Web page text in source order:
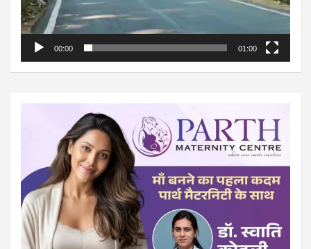
00:00 01:00